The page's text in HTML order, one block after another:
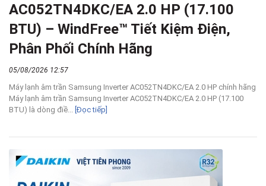
AC052TN4DKC/EA 2.0 HP (17.100
BTU) – WindFree™ Tiết Kiệm Điện,
Phân Phối Chính Hãng
05/08/2026 12:57
Máy lạnh âm trần Samsung Inverter AC052TN4DKC/EA 2.0 HP chính hãng
Máy lạnh âm trần Samsung Inverter AC052TN4DKC/EA 2.0 HP (17.100
BTU) là dòng điề...
[Đọc tiếp]